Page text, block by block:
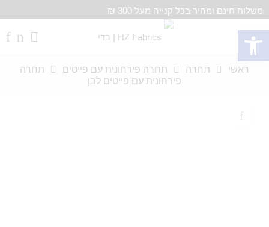
פתח סרגל נגישות
משלוח חינם ומהיר בכל קנייה מעל 300 ₪
ראשי תחרה תחרה פירחונית עם פייטים
תחרה
פירחונית עם פייטים לבן